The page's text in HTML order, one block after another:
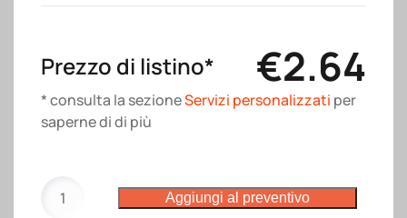
Prezzo di listino* €2.64
* consulta la sezioneServizi personalizzati per
saperne di di più
Aggiungi al preventivo